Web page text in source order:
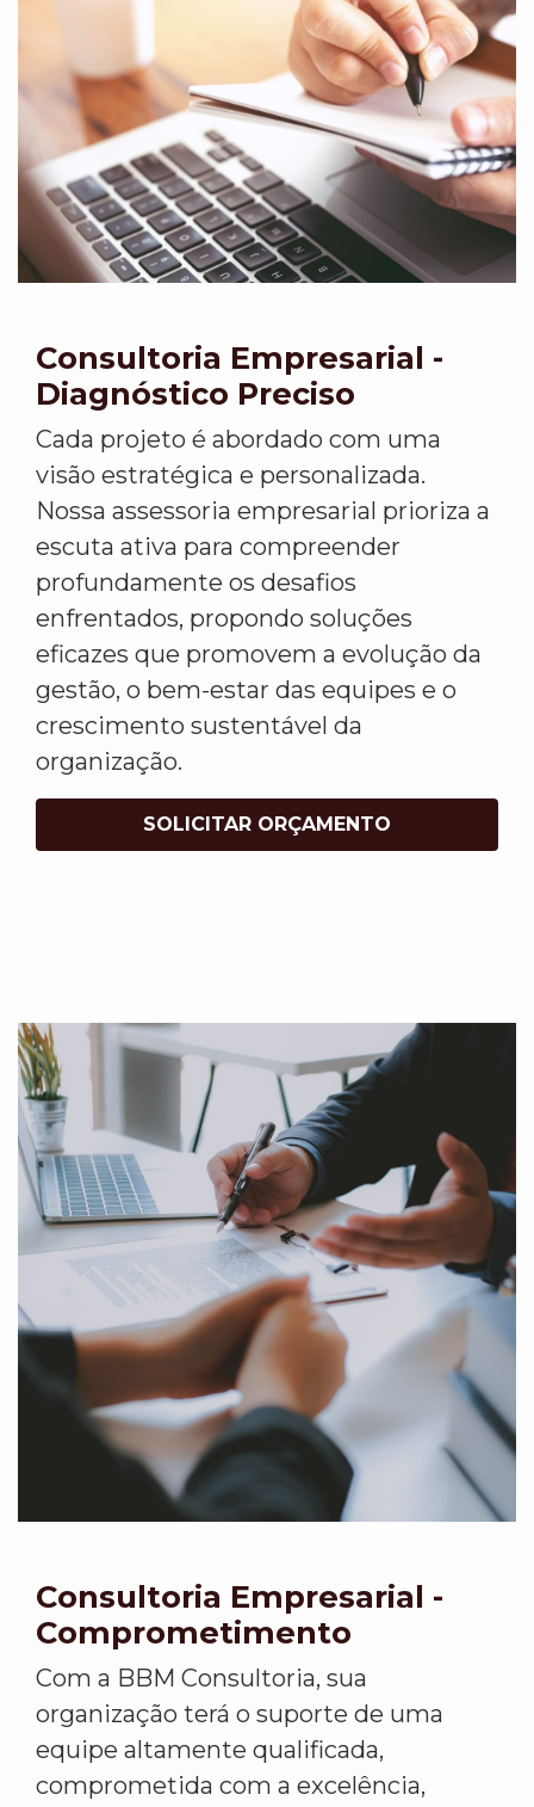
Consultoria Empresarial -
Diagnóstico Preciso
Cada projeto é abordado com uma
visão estratégica e personalizada.
Nossa assessoria empresarial prioriza a
escuta ativa para compreender
profundamente os desafios
enfrentados, propondo soluções
eficazes que promovem a evolução da
gestão, o bem-estar das equipes e o
crescimento sustentável da
organização.
SOLICITAR ORÇAMENTO
Consultoria Empresarial -
Comprometimento
Com a BBM Consultoria, sua
organização terá o suporte de uma
equipe altamente qualificada,
comprometida com a excelência,